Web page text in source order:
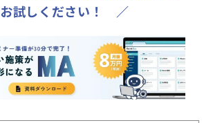
試しください！ ／